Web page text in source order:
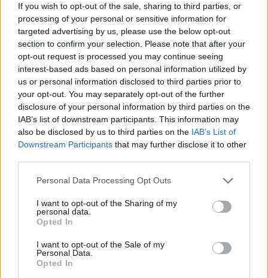
If you wish to opt-out of the sale, sharing to third parties, or
processing of your personal or sensitive information for
targeted advertising by us, please use the below opt-out
section to confirm your selection. Please note that after your
opt-out request is processed you may continue seeing
interest-based ads based on personal information utilized by
us or personal information disclosed to third parties prior to
your opt-out. You may separately opt-out of the further
disclosure of your personal information by third parties on the
IAB’s list of downstream participants. This information may
also be disclosed by us to third parties on the IAB’s List of
Downstream Participants that may further disclose it to other
Personal Data Processing Opt Outs
I want to opt-out of the Sharing of my
personal data.
Opted In
I want to opt-out of the Sale of my
Personal Data.
Opted In
Kalamarksmordet 4 – Kronvittnet
synas
NYHETER 14 jun 2015
”Kommissionens rapport är
förödande”
NYHETER 14 jun 2015
”Ofattbart att det kunde bli fällande
domar”
NYHETER
”Det är maktmissbruk”
Graviditetsjuridik, Fifa och kriminella
advokater
PODCAST